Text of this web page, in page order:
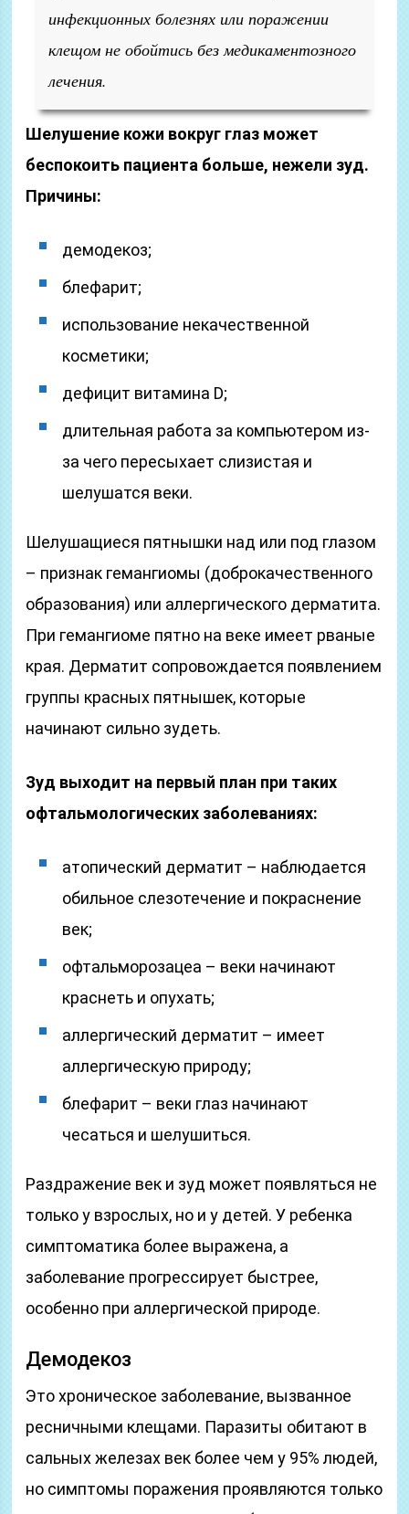
инфекционных болезнях или поражении
клещом не обойтись без медикаментозного
лечения.
Шелушение кожи вокруг глаз может
беспокоить пациента больше, нежели зуд.
Причины:
демодекоз;
блефарит;
использование некачественной
косметики;
дефицит витамина D;
длительная работа за компьютером из-
за чего пересыхает слизистая и
шелушатся веки.
Шелушащиеся пятнышки над или под глазом
– признак гемангиомы (доброкачественного
образования) или аллергического дерматита.
При гемангиоме пятно на веке имеет рваные
края. Дерматит сопровождается появлением
группы красных пятнышек, которые
начинают сильно зудеть.
Зуд выходит на первый план при таких
офтальмологических заболеваниях:
атопический дерматит – наблюдается
обильное слезотечение и покраснение
век;
офтальморозацеа – веки начинают
краснеть и опухать;
аллергический дерматит – имеет
аллергическую природу;
блефарит – веки глаз начинают
чесаться и шелушиться.
Раздражение век и зуд может появляться не
только у взрослых, но и у детей. У ребенка
симптоматика более выражена, а
заболевание прогрессирует быстрее,
особенно при аллергической природе.
Демодекоз
Это хроническое заболевание, вызванное
ресничными клещами. Паразиты обитают в
сальных железах век более чем у 95% людей,
но симптомы поражения проявляются только